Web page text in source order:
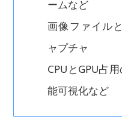
ームなど
画像ファイル
ャプチャ
CPUとGPU占
能可視化など